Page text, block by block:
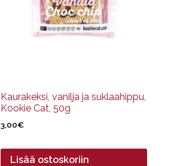
Kaurakeksi, vanilja ja suklaahippu,
Kookie Cat, 50g
3,00€
Lisää ostoskoriin